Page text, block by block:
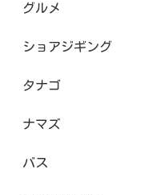
グルメ
ショアジギング
タナゴ
ナマズ
バス